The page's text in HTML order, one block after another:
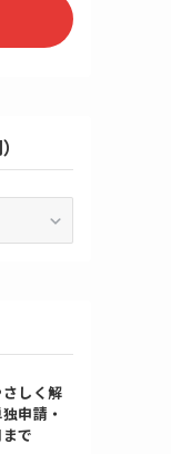
しく解
申請・
で